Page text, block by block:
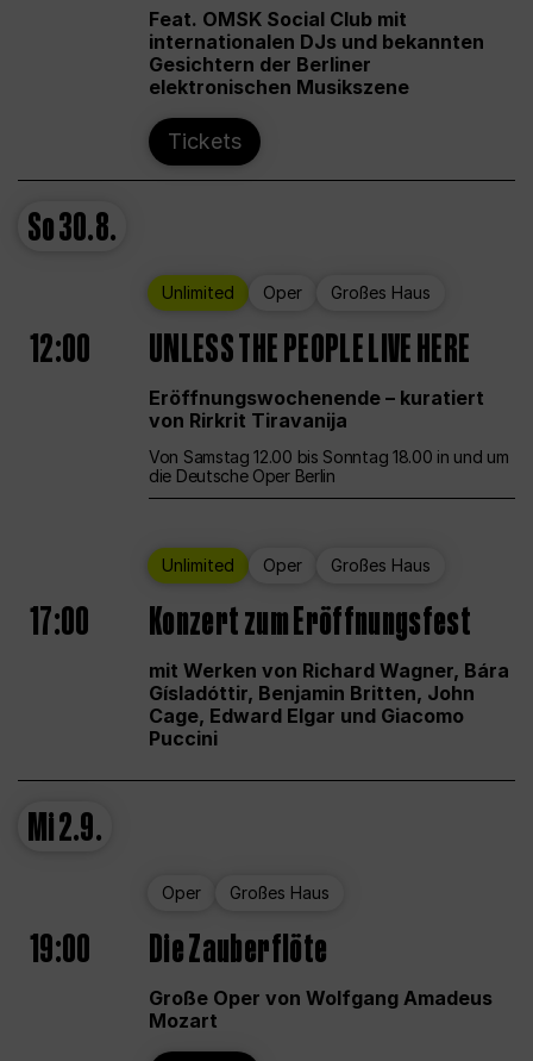
Feat. OMSK Social Club mit
internationalen DJs und bekannten
Gesichtern der Berliner
elektronischen Musikszene
Tickets
So30.8.
Unlimited Oper Großes Haus
12:00 UNLESS THE PEOPLE LIVE HERE
Eröffnungswochenende – kuratiert
von Rirkrit Tiravanija
Von Samstag 12.00 bis Sonntag 18.00 in und um
die Deutsche Oper Berlin
Unlimited Oper Großes Haus
17:00 Konzert zum Eröffnungsfest
mit Werken von Richard Wagner, Bára
Gísladóttir, Benjamin Britten, John
Cage, Edward Elgar und Giacomo
Puccini
Mi2.9.
Oper Großes Haus
19:00 Die Zauberflöte
Große Oper von Wolfgang Amadeus
Mozart